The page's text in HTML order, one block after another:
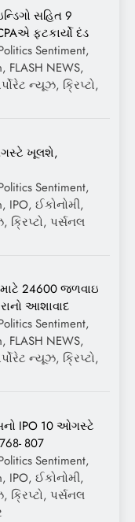
સહિત 9
ફટકાર્યો દંડ
Sentiment,
FLASH NEWS,
ન્યૂઝ, ક્રિપ્ટો,
ખૂલશે,
Sentiment,
IPO, ઈકોનોમી,
ક્રિપ્ટો, પર્સનલ
માટે 24600 જળવાઇ
આશાવાદ
Sentiment,
FLASH NEWS,
ન્યૂઝ, ક્રિપ્ટો,
IPO 10 ઓગસ્ટે
807
Sentiment,
IPO, ઈકોનોમી,
ક્રિપ્ટો, પર્સનલ